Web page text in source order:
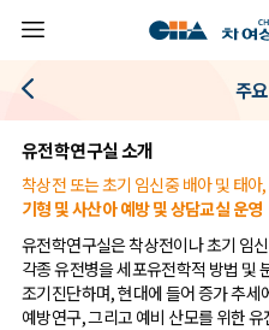
주
유전학연구실 소개
착상전 또는 초기 임신중 배아 및 태
기형 및 사산아 예방 및 상담교실 운영
유전학연구실은 착상전이나 초기 임
각종 유전병을 세포유전학적 방법 및
조기진단하며, 현대에 들어 증가 추세
예방연구, 그리고 예비 산모를 위한